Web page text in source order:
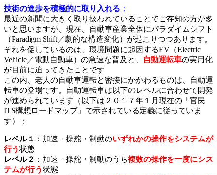
技術の進歩を積極的に取り入れる；
最近の新聞に大きく取り扱われていることでご存知の方が多
いと思いますが、現在、自動車産業全体にパラダイムシフト
（Paradigm Shift／劇的な構造変化）が起こりつつあります。
それを促しているのは、環境問題に起因するEV（Electric
Vehicle／電動自動車）の急速な普及と、
自動運転車の実用化
が目前に迫ってきたことです
この内、老人の自動車運転と密接にかかわるものは、自動運
転車の登場です。自動運転車は以下のレベルに合わせて開発
が進められています（以下は２０１７年１月現在の「官民
ITS構想ロードマップ」で示されている定義に従っていま
す）；
レベル１ ：加速・操舵・制動のいずれかの操作をシステムが
行う状態
レベル２ ：加速・操舵・制動のうち複数の操作を一度にシス
テムが行う状態